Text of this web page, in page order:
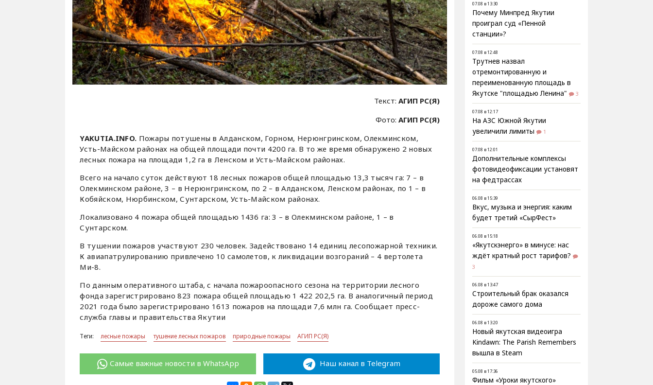
Текст:АГИП РС(Я)
Фото:АГИП РС(Я)
YAKUTIA.INFO. Пожары потушены в Алданском, Горном, Нерюнгринском, Олекминском,
Усть-Майском районах на общей площади почти 4200 га. В то же время обнаружено 2 новых
лесных пожара на площади 1,2 га в Ленском и Усть-Майском районах.
Всего на начало суток действуют 18 лесных пожаров общей площадью 13,3 тысяч га: 7 – в
Олекминском районе, 3 – в Нерюнгринском, по 2 – в Алданском, Ленском районах, по 1 – в
Кобяйском, Нюрбинском, Сунтарском, Усть-Майском районах.
Локализовано 4 пожара общей площадью 1436 га: 3 – в Олекминском районе, 1 – в
Сунтарском.
В тушении пожаров участвуют 230 человек. Задействовано 14 единиц лесопожарной техники.
К авиапатрулированию привлечено 10 самолетов, к ликвидации возгораний – 4 вертолета
Ми-8.
По данным оперативного штаба, с начала пожароопасного сезона на территории лесного
фонда зарегистрировано 823 пожара общей площадью 1 422 202,5 га. В аналогичный период
2021 года было зарегистрировано 1613 пожаров на площади 7,6 млн га. Сообщает пресс-
служба главы и правительства Якутии
Теги: лесные пожары тушение лесных пожаров природные пожары АГИП РС(Я)
Самые важные новости в WhatsApp Наш канал в Telegram
07.08 в 13:30
Почему Минпред Якутии
проиграл суд «Пенной
станции»?
07.08 в 12:48
Трутнев назвал
отремонтированную и
переименованную площадь в
Якутске "площадью Ленина"
3
07.08 в 12:17
На АЗС Южной Якутии
увеличили лимиты
1
07.08 в 12:01
Дополнительные комплексы
фотовидеофиксации установят
на федтрассах
06.08 в 15:39
Вкус, музыка и энергия: каким
будет третий «СырФест»
06.08 в 15:18
«Якутскэнерго» в минусе: нас
ждёт кратный рост тарифов?
3
06.08 в 13:47
Строительный брак оказался
дороже самого дома
06.08 в 13:20
Новый якутская видеоигра
Kindawn: The Parish Remembers
вышла в Steam
05.08 в 17:36
Фильм «Уроки якутского»